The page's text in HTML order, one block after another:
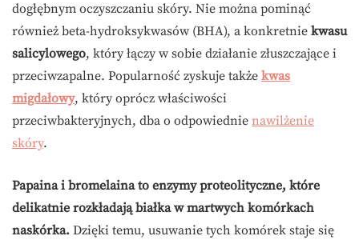
dogłębnym oczyszczaniu skóry. Nie można pominąć
również beta-hydroksykwasów (BHA), a konkretnie kwasu
salicylowego, który łączy w sobie działanie złuszczające i
przeciwzapalne. Popularność zyskuje także kwas
migdałowy, który oprócz właściwości
przeciwbakteryjnych, dba o odpowiednie nawilżenie
skóry.
Papaina i bromelaina to enzymy proteolityczne, które
delikatnie rozkładają białka w martwych komórkach
naskórka. Dzięki temu, usuwanie tych komórek staje się